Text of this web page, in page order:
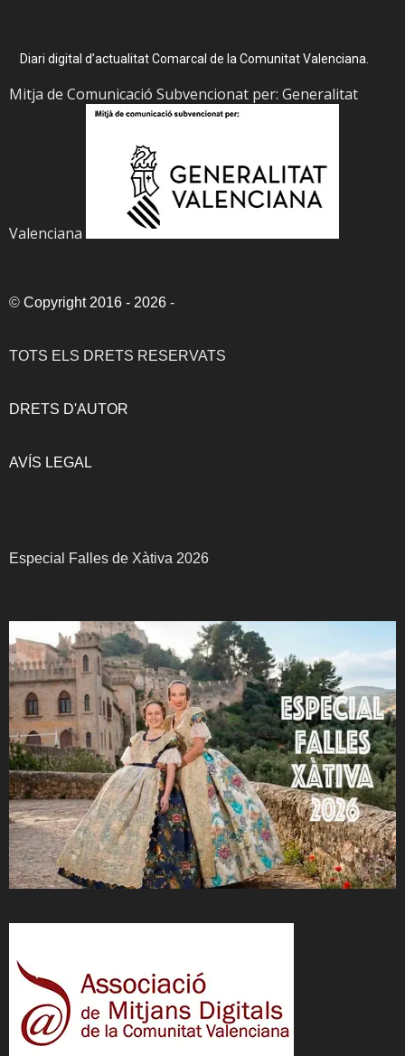
Diari digital d’actualitat Comarcal de la Comunitat Valenciana.
Mitja de Comunicació Subvencionat per: Generalitat
Valenciana
© Copyright 2016 - 2026 -
TOTS ELS DRETS RESERVATS
DRETS D'AUTOR
AVÍS LEGAL
Especial Falles de Xàtiva 2026